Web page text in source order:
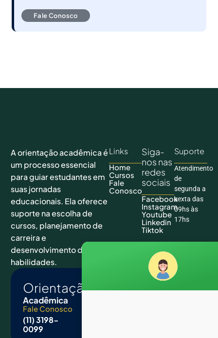
Fale Conosco
A orientação acadêmica é
um processo essencial
para guiar estudantes em
suas jornadas
educacionais. Ela oferece
suporte na escolha de
cursos, planejamento de
carreira e
desenvolvimento de
habilidades.
Links
Home
Cursos
Fale
Conosco
Siga-
nos nas
redes
sociais
Facebook
Instagram
Youtube
Linkedin
Tiktok
Suporte
Atendimento
de
segunda a
sexta das
09hs às
17hs
Orientação
Acadêmica
Fale Conosco
(11) 3198-
0099